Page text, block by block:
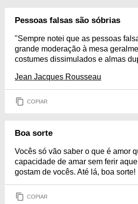
Pessoas falsas são sóbrias
"Sempre notei que as pessoas
grande moderação à mesa
costumes dissimulados e almas
Jean Jacques Rousseau
COPIAR
Boa sorte
Vocês só vão saber o que é amor
capacidade de amar sem ferir
gostam de vocês. Até lá, boa sorte!
COPIAR